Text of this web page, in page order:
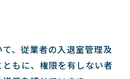
、従業者の入退室管理及
もに、権限を有しない者